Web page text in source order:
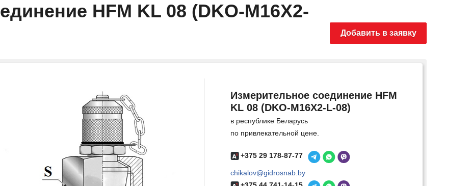
HFM KL 08 (DKO-M16X2-
Добавить в заявку
Измерительное соединение HFM
KL 08 (DKO-M16X2-L-08)
в республике Беларусь
по привлекательной цене.
+375 29 178-87-77
chikalov@gidrosnab.by